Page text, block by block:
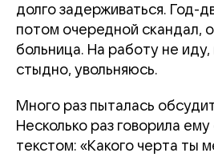
долго задерживаться. Год-
потом очередной скандал,
больница. На работу не
стыдно, увольняюсь.
Много раз пыталась
Несколько раз говорила
текстом: «Какого черта ты